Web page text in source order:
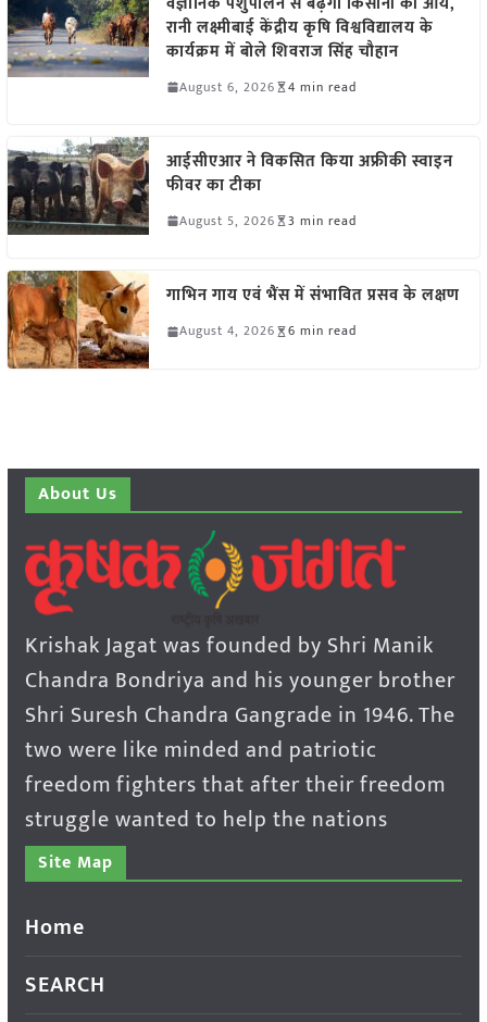
रानी लक्ष्मीबाई केंद्रीय कृषि विश्वविद्यालय के
कार्यक्रम में बोले शिवराज सिंह चौहान
August 6, 2026 4 min read
आईसीएआर ने विकसित किया अफ्रीकी स्वाइन
फीवर का टीका
August 5, 2026 3 min read
गाभिन गाय एवं भैंस में संभावित प्रसव के लक्षण
August 4, 2026 6 min read
About Us
Krishak Jagat was founded by Shri Manik
Chandra Bondriya and his younger brother
Shri Suresh Chandra Gangrade in 1946. The
two were like minded and patriotic
freedom fighters that after their freedom
struggle wanted to help the nations
Site Map
Home
SEARCH